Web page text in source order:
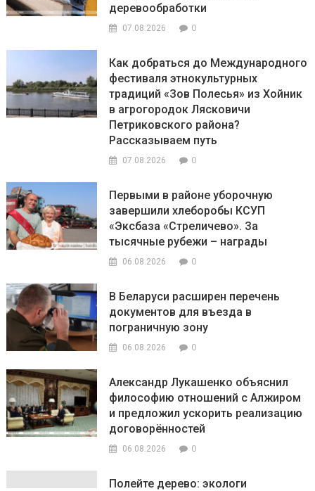
деревообработки
07.08.2026 0
Как добраться до Международного
фестиваля этнокультурных
традиций «Зов Полесья» из Хойник
в агрогородок Лясковичи
Петриковского района?
Рассказываем путь
07.08.2026 0
Первыми в районе уборочную
завершили хлеборобы КСУП
«Эксбаза «Стреличево». За
тысячные рубежи – награды
06.08.2026 0
В Беларуси расширен перечень
документов для въезда в
пограничную зону
06.08.2026 0
Александр Лукашенко объяснил
философию отношений с Алжиром
и предложил ускорить реализацию
договорённостей
06.08.2026 0
Полейте дерево: экологи